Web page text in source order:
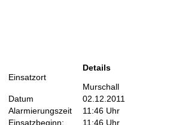
Einsatzort
Details
Murschall
Datum
02.12.2011
Alarmierungszeit
11:46 Uhr
Einsatzbeginn:
11:46 Uhr